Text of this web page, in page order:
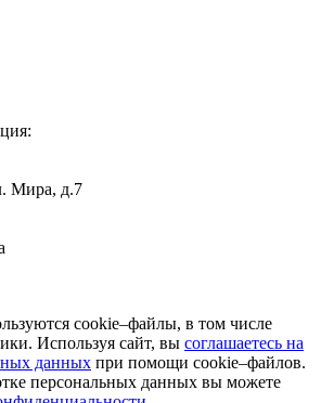
Мира, д.7
cookie–файлы, в том числе
Используя сайт, вы соглашаетесь на
данных при помощи cookie–файлов.
персональных данных вы можете